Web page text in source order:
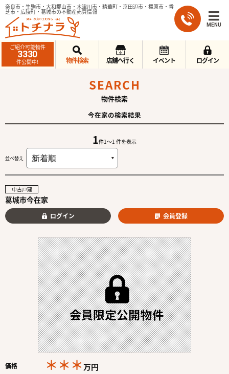
奈良市・生駒市・大和郡山市・木津川市・精華町・京田辺市・橿原市・香
芝市・広陵町・葛城市の不動産売買情報
MENU
ご紹介可能物件
3330
件公開中! 物件検索 店舗へ行く イベント ログイン
SEARCH
物件検索
今在家の検索結果
1件1〜1 件を表示
並べ替え
中古戸建
葛城市今在家
ログイン 会員登録
価格 ＊＊＊万円